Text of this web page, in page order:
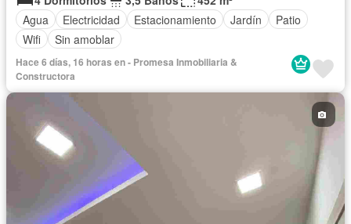
Agua
Electricidad Estacionamiento Jardín
Patio
Wifi
Sin amoblar
Hace 6 días, 16 horas en - Promesa Inmobiliaria &
Constructora